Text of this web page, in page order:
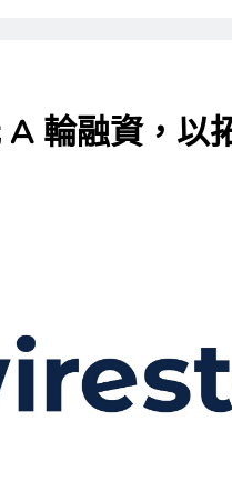
輪融資，以